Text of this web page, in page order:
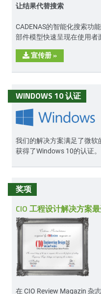
让结果代替搜索
CADENAS的智能化搜索功
部件模型快速呈现在使用者
宣传册 »
WINDOWS 10 认证
我们的解决方案满足了微
获得了Windows 10的认证。
奖项
CIO 工程设计解决方案
在CIO Review Magazin 杂